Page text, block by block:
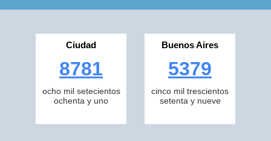
Ciudad
8781
ocho mil setecientos
ochenta y uno
Buenos Aires
5379
cinco mil trescientos
setenta y nueve